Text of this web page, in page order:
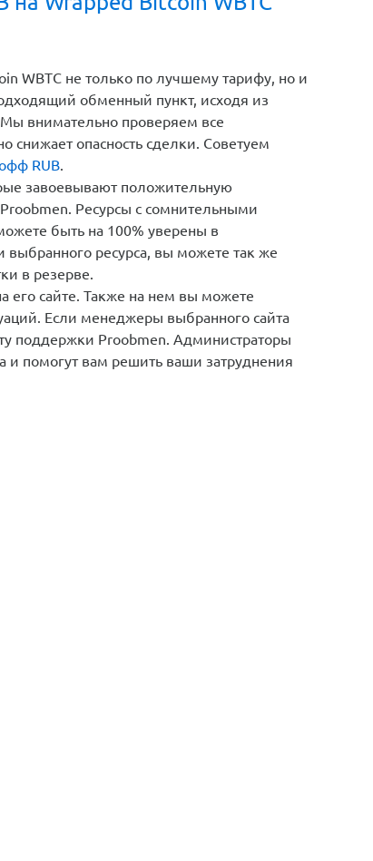
WBTC не только по лучшему тарифу, но и
обменный пункт, исходя из
внимательно проверяем все
снижает опасность сделки. Советуем
RUB.
завоевывают положительную
Ресурсы с сомнительными
быть на 100% уверены в
выбранного ресурса, вы можете так же
в резерве.
его сайте. Также на нем вы можете
Если менеджеры выбранного сайта
поддержки Proobmen. Администраторы
и помогут вам решить ваши затруднения